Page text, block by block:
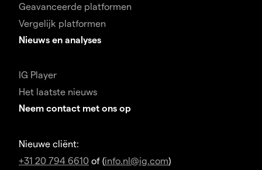
Geavanceerde platformen
Vergelijk platformen
Nieuws en analyses
IG Player
Het laatste nieuws
Neem contact met ons op
Nieuwe cliënt:
+31 20 794 6610 of (info.nl@ig.com)